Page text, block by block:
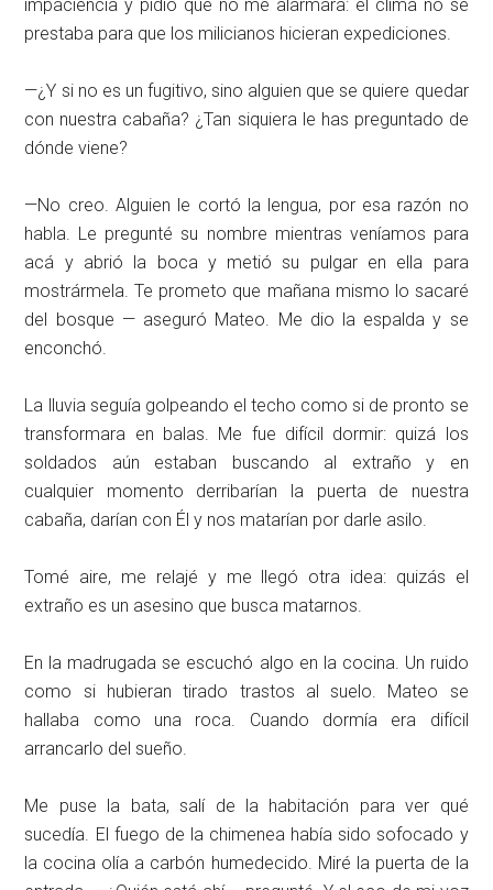
impaciencia y pidió que no me alarmara: el clima no se
prestaba para que los milicianos hicieran expediciones.
—¿Y si no es un fugitivo, sino alguien que se quiere quedar
con nuestra cabaña? ¿Tan siquiera le has preguntado de
dónde viene?
—No creo. Alguien le cortó la lengua, por esa razón no
habla. Le pregunté su nombre mientras veníamos para
acá y abrió la boca y metió su pulgar en ella para
mostrármela. Te prometo que mañana mismo lo sacaré
del bosque — aseguró Mateo. Me dio la espalda y se
enconchó.
La lluvia seguía golpeando el techo como si de pronto se
transformara en balas. Me fue difícil dormir: quizá los
soldados aún estaban buscando al extraño y en
cualquier momento derribarían la puerta de nuestra
cabaña, darían con Él y nos matarían por darle asilo.
Tomé aire, me relajé y me llegó otra idea: quizás el
extraño es un asesino que busca matarnos.
En la madrugada se escuchó algo en la cocina. Un ruido
como si hubieran tirado trastos al suelo. Mateo se
hallaba como una roca. Cuando dormía era difícil
arrancarlo del sueño.
Me puse la bata, salí de la habitación para ver qué
sucedía. El fuego de la chimenea había sido sofocado y
la cocina olía a carbón humedecido. Miré la puerta de la